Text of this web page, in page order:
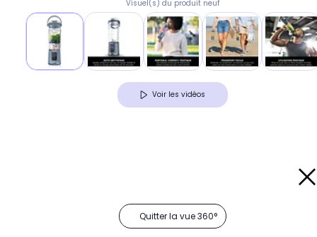
Visuel(s) du produit neuf
Voir les vidéos
Quitter la vue 360°